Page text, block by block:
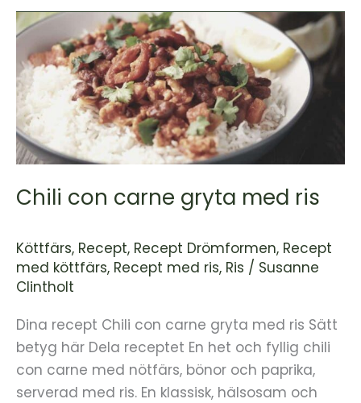
Chili con carne gryta med ris
Köttfärs, Recept, Recept Drömformen, Recept
med köttfärs, Recept med ris, Ris / Susanne
Clintholt
Dina recept Chili con carne gryta med ris Sätt
betyg här Dela receptet En het och fyllig chili
con carne med nötfärs, bönor och paprika,
serverad med ris. En klassisk, hälsosam och
Chili
con
carne
gryta
med
ris